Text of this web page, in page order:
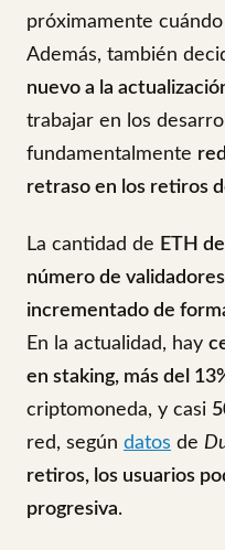
próximamente
Además, también
nuevo a la
trabajar en los
fundamentalmente
retraso en los retiros
La cantidad de ETH
número de
incrementado de
En la actualidad, hay
en staking, más del
criptomoneda, y casi
red, según datos de
retiros, los usuarios
progresiva.